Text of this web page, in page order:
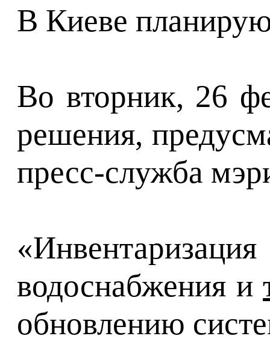
В Киеве
Во вторник, 26
решения,
пресс-служба
водоснабжения и
обновлению